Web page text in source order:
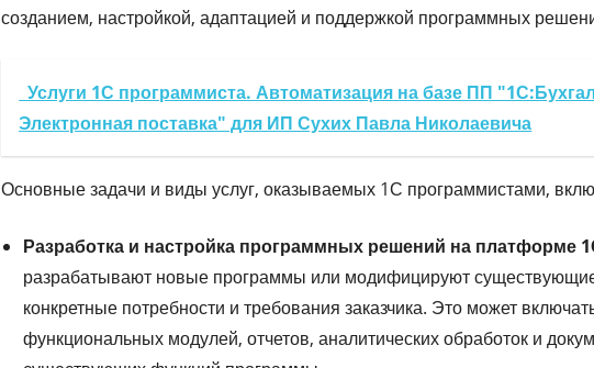
созданием, настройкой, адаптацией и поддержкой программных
Услуги 1С программиста. Автоматизация на базе ПП
Электронная поставка" для ИП Сухих Павла Николаевича
Основные задачи и виды услуг, оказываемых 1С программистами,
Разработка и настройка программных решений на платформе
разрабатывают новые программы или модифицируют
конкретные потребности и требования заказчика. Это может
функциональных модулей, отчетов, аналитических обработок и